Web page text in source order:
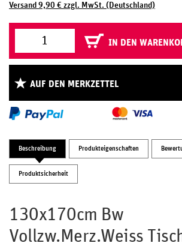
Versand 9,90 € zzgl. MwSt. (Deutschland)
IN DEN
AUF DEN MERKZETTEL
Beschreibung Produkteigenschaften
Produktsicherheit
130x170cm Bw
Vollzw.Merz.Weiss